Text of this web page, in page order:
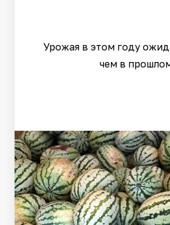
Урожая в этом году
чем в